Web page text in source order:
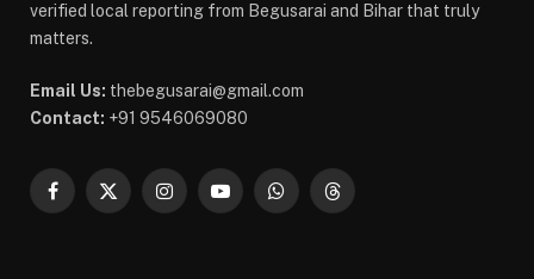
verified local reporting from Begusarai and Bihar that truly
matters.
Email Us: thebegusarai@gmail.com
Contact: +91 9546069080
Facebook
X
InstagramYouTubeWhatsAppThreads